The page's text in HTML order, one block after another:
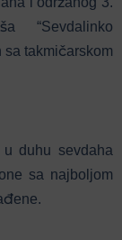
“Sevdalinko
sa takmičarskom
duhu sevdaha
sa najboljom